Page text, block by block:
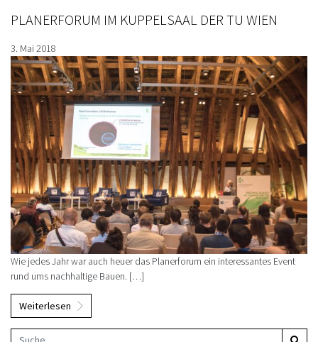
PLANERFORUM IM KUPPELSAAL DER TU WIEN
3. Mai 2018
Wie jedes Jahr war auch heuer das Planerforum ein interessantes Event
rund ums nachhaltige Bauen. […]
Weiterlesen